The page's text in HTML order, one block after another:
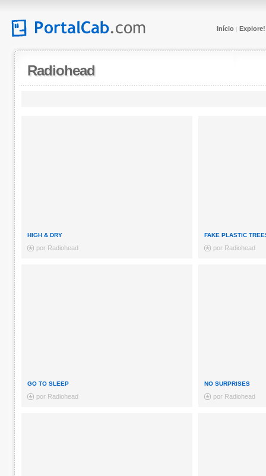
Início| Explore!
Radiohead
HIGH & DRY
por Radiohead
FAKE PLASTIC
por Radiohead
GO TO SLEEP
por Radiohead
NO SURPRISES
por Radiohead